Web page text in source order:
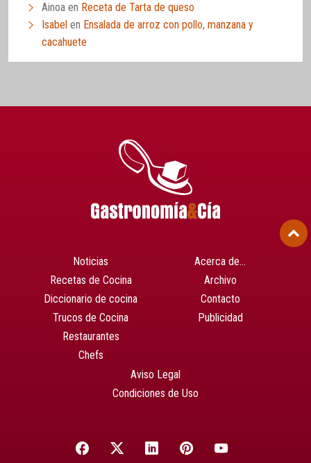
Ainoa en Receta de Tarta de queso
Isabel en Ensalada de arroz con pollo, manzana y
cacahuete
Noticias
Recetas de Cocina
Diccionario de cocina
Trucos de Cocina
Restaurantes
Chefs
Acerca de…
Archivo
Contacto
Publicidad
Aviso Legal
Condiciones de Uso